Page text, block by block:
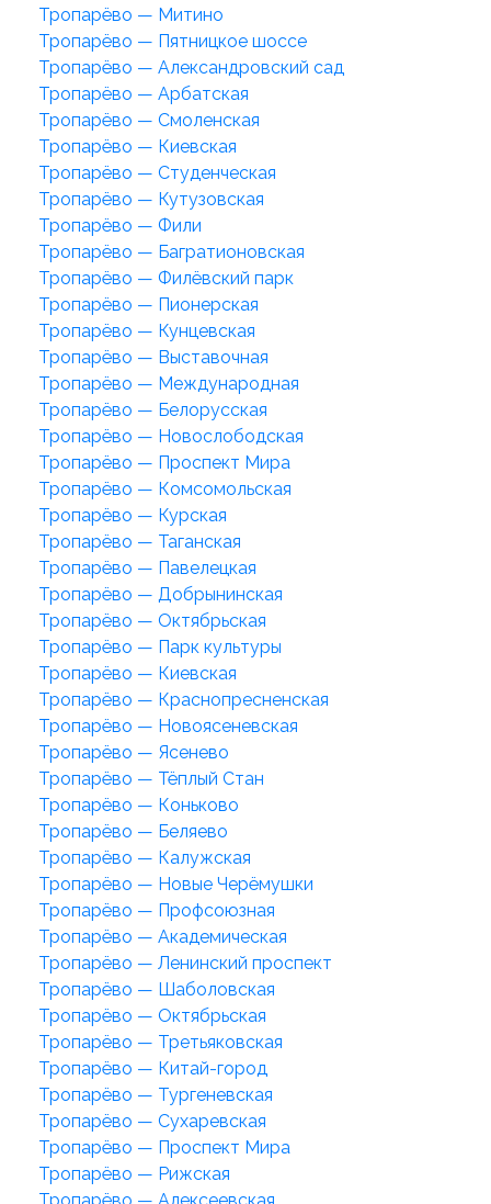
Тропарёво — Митино
Тропарёво — Пятницкое шоссе
Тропарёво — Александровский сад
Тропарёво — Арбатская
Тропарёво — Смоленская
Тропарёво — Киевская
Тропарёво — Студенческая
Тропарёво — Кутузовская
Тропарёво — Фили
Тропарёво — Багратионовская
Тропарёво — Филёвский парк
Тропарёво — Пионерская
Тропарёво — Кунцевская
Тропарёво — Выставочная
Тропарёво — Международная
Тропарёво — Белорусская
Тропарёво — Новослободская
Тропарёво — Проспект Мира
Тропарёво — Комсомольская
Тропарёво — Курская
Тропарёво — Таганская
Тропарёво — Павелецкая
Тропарёво — Добрынинская
Тропарёво — Октябрьская
Тропарёво — Парк культуры
Тропарёво — Киевская
Тропарёво — Краснопресненская
Тропарёво — Новоясеневская
Тропарёво — Ясенево
Тропарёво — Тёплый Стан
Тропарёво — Коньково
Тропарёво — Беляево
Тропарёво — Калужская
Тропарёво — Новые Черёмушки
Тропарёво — Профсоюзная
Тропарёво — Академическая
Тропарёво — Ленинский проспект
Тропарёво — Шаболовская
Тропарёво — Октябрьская
Тропарёво — Третьяковская
Тропарёво — Китай-город
Тропарёво — Тургеневская
Тропарёво — Сухаревская
Тропарёво — Проспект Мира
Тропарёво — Рижская